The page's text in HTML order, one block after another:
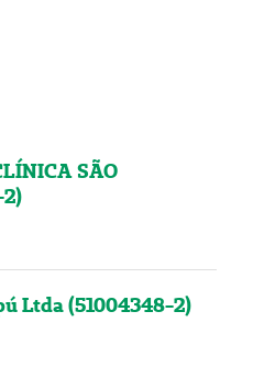
SÃO
Ltda (51004348-2)